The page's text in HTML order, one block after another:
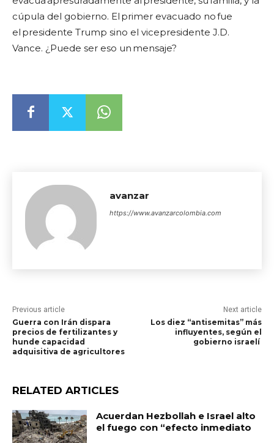
cúpula del gobierno. El primer evacuado no fue
el presidente Trump sino el vicepresidente J.D.
Vance. ¿Puede ser eso un mensaje?
avanzar
https://www.avanzarcolombia.com
Previous article
Guerra con Irán dispara
precios de fertilizantes y
hunde capacidad
adquisitiva de agricultores
Next article
Los diez “antisemitas” más
influyentes, según el
gobierno israelí
RELATED ARTICLES
Acuerdan Hezbollah e Israel alto
el fuego con “efecto inmediato